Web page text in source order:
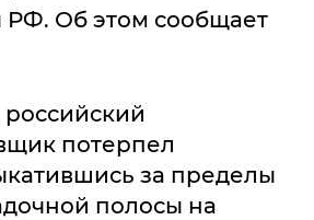
Об этом сообщает
потерпел
за пределы
полосы на